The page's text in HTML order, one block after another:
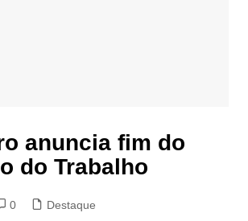
anuncia fim do
do Trabalho
0 Destaque